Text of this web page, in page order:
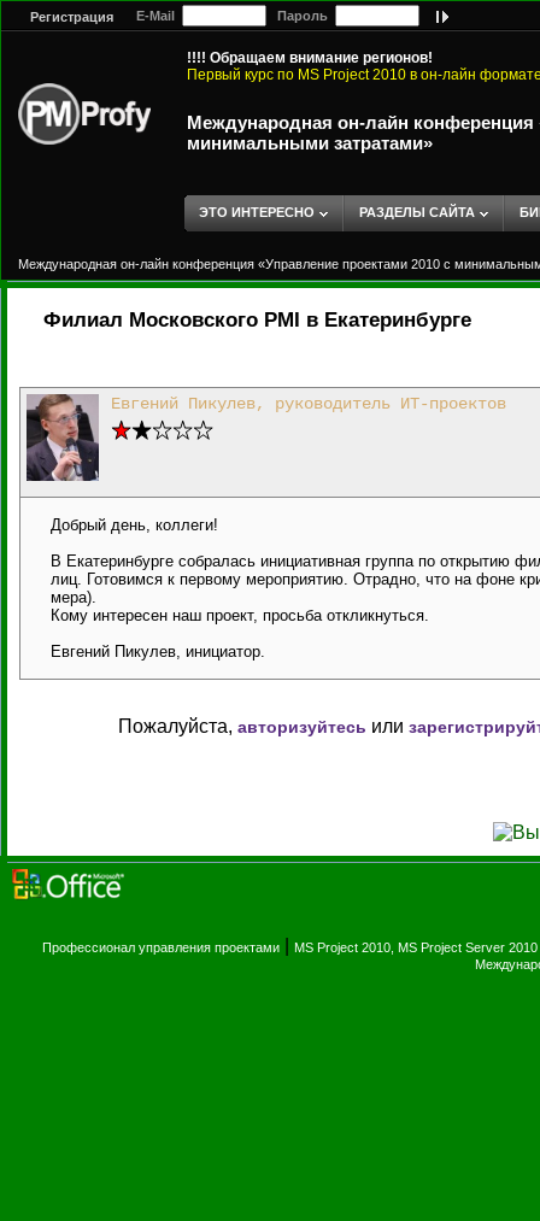
Регистрация E-Mail Пароль
!!!! Обращаем внимание регионов!
Первый курс по MS Project 2010 в он-лайн
Международная он-лайн конференция
минимальными затратами»
ЭТО ИНТЕРЕСНО РАЗДЕЛЫ САЙТА
Международная он-лайн конференция «Управление проектами 2010 с
Филиал Московского PMI в Екатеринбурге
Евгений Пикулев, руководитель ИТ-проектов
Добрый день, коллеги!
В Екатеринбурге собралась инициативная группа по открытию
лиц. Готовимся к первому мероприятию. Отрадно, что на фоне
мера).
Кому интересен наш проект, просьба откликнуться.
Евгений Пикулев, инициатор.
Пожалуйста, авторизуйтесь или
Профессионал управления проектами MS Project 2010, MS Project Server 2010